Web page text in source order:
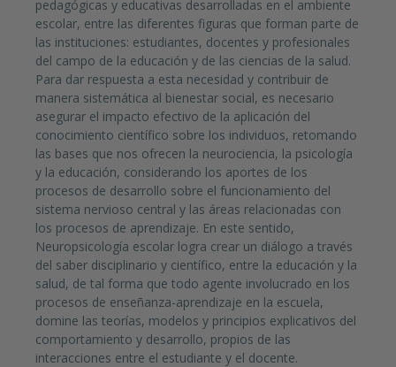
pedagógicas y educativas desarrolladas en el ambiente
escolar, entre las diferentes figuras que forman parte de
las instituciones: estudiantes, docentes y profesionales
del campo de la educación y de las ciencias de la salud.
Para dar respuesta a esta necesidad y contribuir de
manera sistemática al bienestar social, es necesario
asegurar el impacto efectivo de la aplicación del
conocimiento científico sobre los individuos, retomando
las bases que nos ofrecen la neurociencia, la psicología
y la educación, considerando los aportes de los
procesos de desarrollo sobre el funcionamiento del
sistema nervioso central y las áreas relacionadas con
los procesos de aprendizaje. En este sentido,
Neuropsicología escolar logra crear un diálogo a través
del saber disciplinario y científico, entre la educación y la
salud, de tal forma que todo agente involucrado en los
procesos de enseñanza-aprendizaje en la escuela,
domine las teorías, modelos y principios explicativos del
comportamiento y desarrollo, propios de las
interacciones entre el estudiante y el docente.